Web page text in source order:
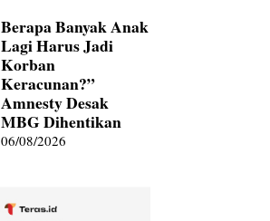
Berapa Banyak Anak
Lagi Harus Jadi
Korban
Keracunan?”
Amnesty Desak
MBG Dihentikan
06/08/2026